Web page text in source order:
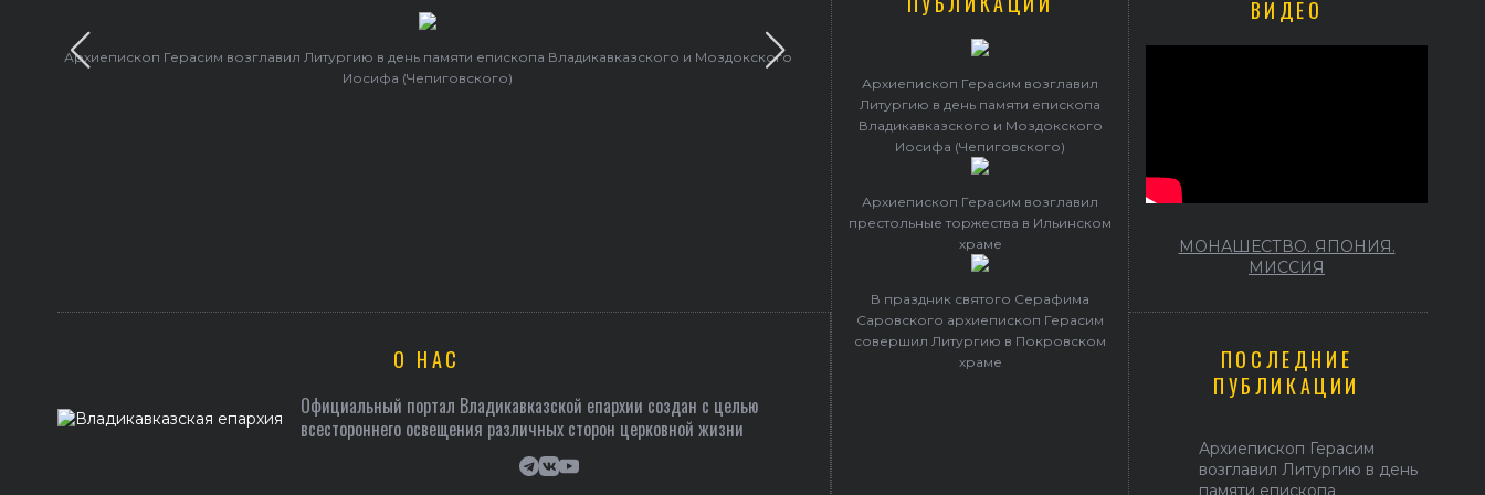
Архиепископ Герасим возглавил Литургию в день памяти епископа Владикавказского и Моздокского
Иосифа (Чепиговского)
Архиепископ Герасим возглавил престольные торжества в Ильинском храме
О НАС
Официальный портал Владикавказской епархии создан c целью
всестороннего освещения различных сторон церковной жизни
Архиепископ Герасим возглавил
Литургию в день памяти епископа
Владикавказского и Моздокского
Иосифа (Чепиговского)
Архиепископ Герасим возглавил
престольные торжества в Ильинском
храме
В праздник святого Серафима
Саровского архиепископ Герасим
совершил Литургию в Покровском
храме
ВИДЕО
МОНАШЕСТВО. ЯПОНИЯ.
МИССИЯ
ПОСЛЕДНИЕ
ПУБЛИКАЦИИ
Архиепископ Герасим
возглавил Литургию в день
памяти епископа